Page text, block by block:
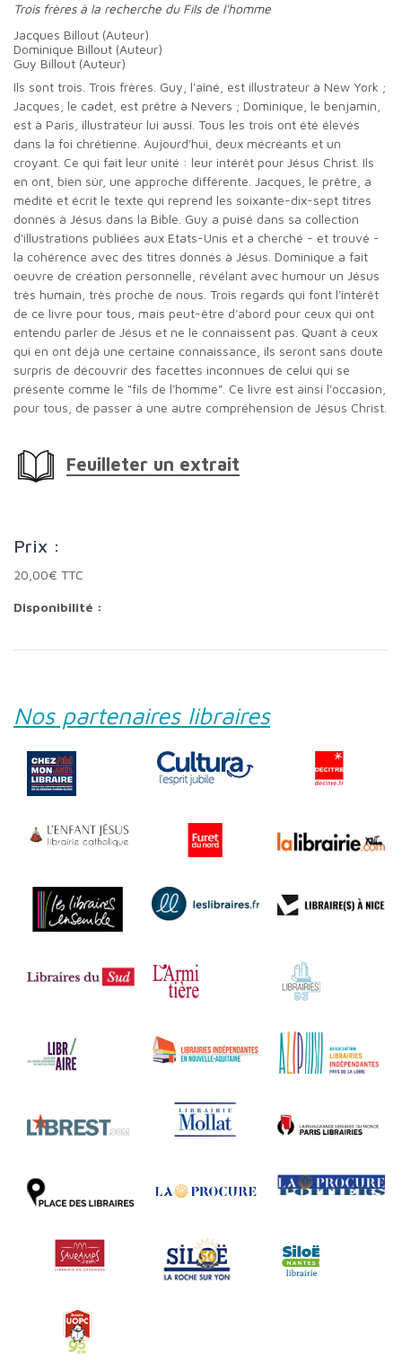
Trois frères à la recherche du Fils de l'homme
Jacques Billout (Auteur)
Dominique Billout (Auteur)
Guy Billout (Auteur)
Ils sont trois. Trois frères. Guy, l'aîné, est illustrateur à New York ;
Jacques, le cadet, est prêtre à Nevers ; Dominique, le benjamin,
est à Paris, illustrateur lui aussi. Tous les trois ont été élevés
dans la foi chrétienne. Aujourd'hui, deux mécréants et un
croyant. Ce qui fait leur unité : leur intérêt pour Jésus Christ. Ils
en ont, bien sûr, une approche différente. Jacques, le prêtre, a
médité et écrit le texte qui reprend les soixante-dix-sept titres
donnés à Jésus dans la Bible. Guy a puisé dans sa collection
d'illustrations publiées aux Etats-Unis et a cherché - et trouvé -
la cohérence avec des titres donnés à Jésus. Dominique a fait
oeuvre de création personnelle, révélant avec humour un Jésus
très humain, très proche de nous. Trois regards qui font l'intérêt
de ce livre pour tous, mais peut-être d'abord pour ceux qui ont
entendu parler de Jésus et ne le connaissent pas. Quant à ceux
qui en ont déjà une certaine connaissance, ils seront sans doute
surpris de découvrir des facettes inconnues de celui qui se
présente comme le "fils de l'homme". Ce livre est ainsi l'occasion,
pour tous, de passer à une autre compréhension de Jésus Christ.
Feuilleter un extrait
Prix :
20,00€ TTC
Disponibilité :
Nos partenaires libraires